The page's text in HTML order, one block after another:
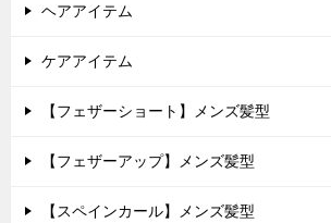
ヘアアイテム
ケアアイテム
【フェザーショート】メンズ髪型
【フェザーアップ】メンズ髪型
【スペインカール】メンズ髪型